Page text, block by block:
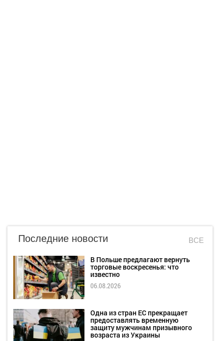
Последние новости ВСЕ
В Польше предлагают вернуть
торговые воскресенья: что
известно
06.08.2026
Одна из стран ЕС прекращает
предоставлять временную
защиту мужчинам призывного
возраста из Украины